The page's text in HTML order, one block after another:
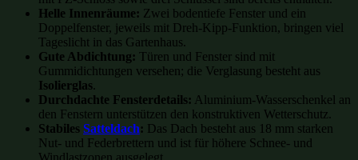
Helle Innenräume: Zwei bodentiefe Fenster und ein
Doppelfenster, jeweils mit Dreh-Kipp-Funktion, bringen viel
Tageslicht in das Gartenhaus.
Gute Abdichtung: Türen und Fenster sind mit
Gummidichtungen versehen; die Verglasung besteht aus
Isolierglas.
Durchdachte Fensterdetails: Aluminium-Wasserschenkel an
den Fenstern unterstützen den konstruktiven Wetterschutz.
Stabiles Satteldach: Das Dach besteht aus 18 mm starken
Nut- und Federbrettern und ist für höhere Schnee- und
Windlastzonen ausgelegt.